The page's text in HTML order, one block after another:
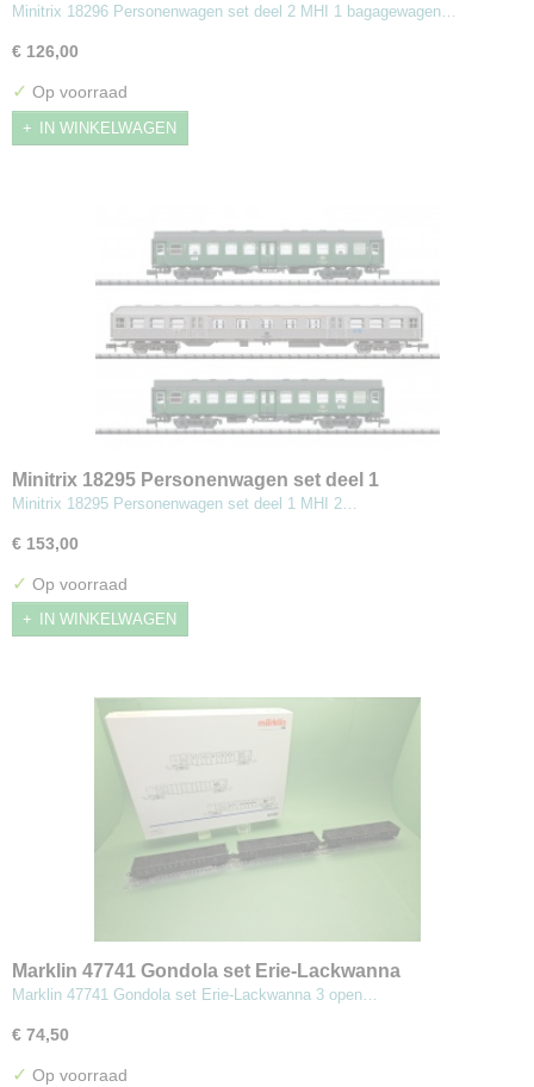
Minitrix 18296 Personenwagen set deel 2 MHI 1 bagagewagen…
€ 126,00
✓ Op voorraad
IN WINKELWAGEN
Minitrix 18295 Personenwagen set deel 1
Minitrix 18295 Personenwagen set deel 1 MHI 2…
€ 153,00
✓ Op voorraad
IN WINKELWAGEN
Marklin 47741 Gondola set Erie-Lackwanna
Marklin 47741 Gondola set Erie-Lackwanna 3 open…
€ 74,50
✓ Op voorraad